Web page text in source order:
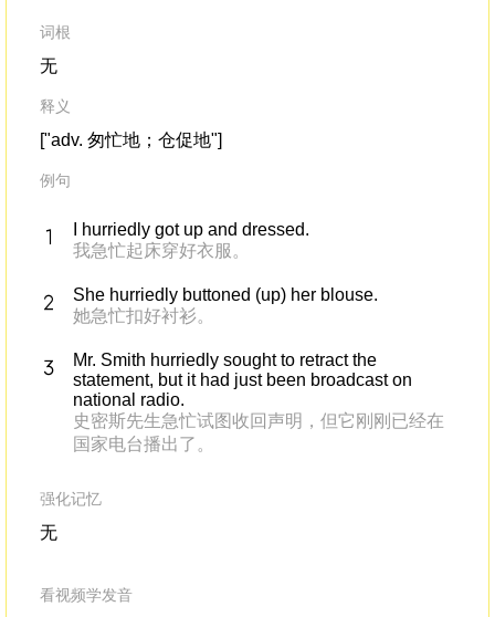
词根
无
释义
["adv. 匆忙地；仓促地"]
例句
I hurriedly got up and dressed.
我急忙起床穿好衣服。
She hurriedly buttoned (up) her blouse.
她急忙扣好衬衫。
Mr. Smith hurriedly sought to retract the
statement, but it had just been broadcast on
national radio.
史密斯先生急忙试图收回声明，但它刚刚已经在
国家电台播出了。
强化记忆
无
看视频学发音